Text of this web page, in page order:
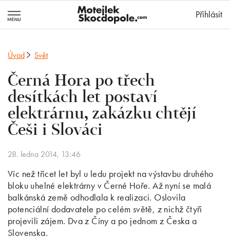
Přihlásit
Úvod Svět
Černá Hora po třech
desítkách let postaví
elektrárnu, zakázku chtějí
Češi i Slováci
28. ledna 2014, 13:46
Víc než třicet let byl u ledu projekt na výstavbu druhého
bloku uhelné elektrárny v Černé Hoře. Až nyní se malá
balkánská země odhodlala k realizaci. Oslovila
potenciální dodavatele po celém světě, z nichž čtyři
projevili zájem. Dva z Číny a po jednom z Česka a
Slovenska.